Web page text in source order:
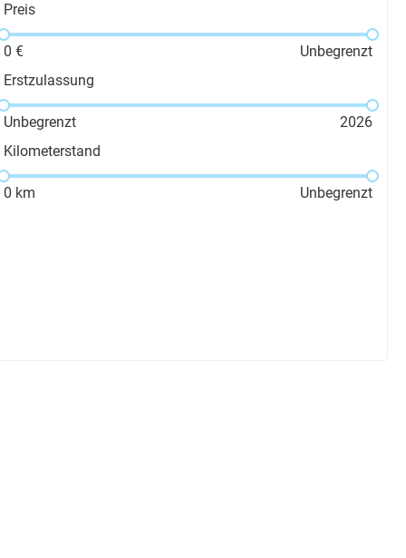
Preis
0 €
Unbegrenzt
Erstzulassung
Unbegrenzt
2026
Kilometerstand
0 km Unbegrenzt